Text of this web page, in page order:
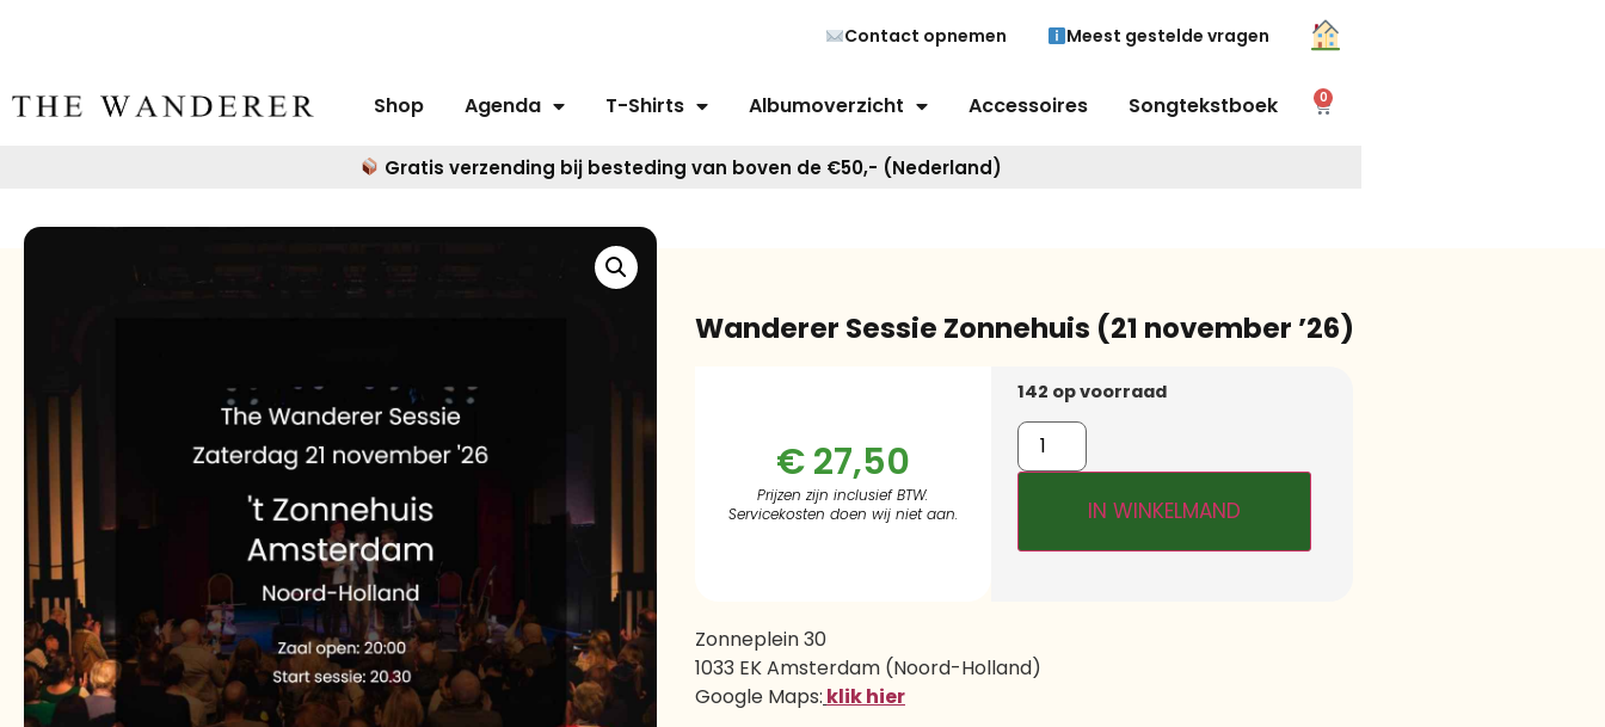
Contact opnemen Meest gestelde vragen
Shop Agenda T-Shirts Albumoverzicht Accessoires Songtekstboek 0
Gratis verzending bij besteding van boven de €50,- (Nederland)
Wanderer Sessie Zonnehuis (21 november ’26)
€27,50
Prijzen zijn inclusief BTW.
Servicekosten doen wij niet aan.
142 op voorraad
IN WINKELMAND
Zonneplein 30
1033 EK Amsterdam (Noord-Holland)
Google Maps: klik hier